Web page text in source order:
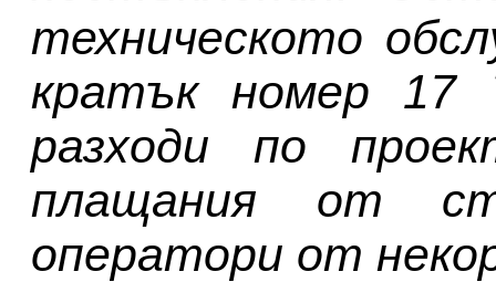
техническото
кратък номер 17
разходи по
плащания от
оператори от